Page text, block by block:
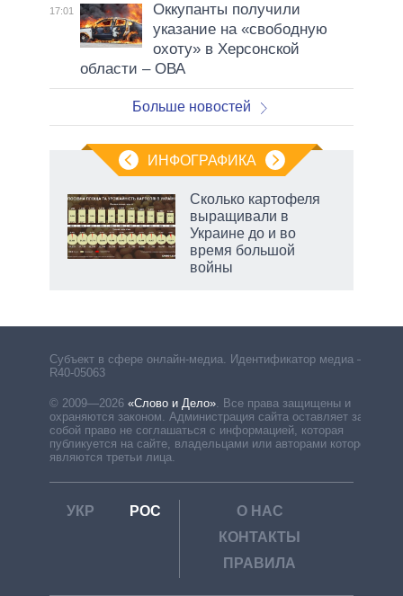
17:01
Оккупанты получили
указание на «свободную
охоту» в Херсонской
области – ОВА
Больше новостей
ИНФОГРАФИКА
Сколько картофеля
выращивали в
Украине до и во
время большой
войны
Субъект в сфере онлайн-медиа. Идентификатор медиа –
R40-05063
© 2009—2026 «Слово и Дело». Все права защищены и
охраняются законом. Администрация сайта оставляет за
собой право не соглашаться с информацией, которая
публикуется на сайте, владельцами или авторами которой
являются третьи лица.
УКР РОС
О НАС
КОНТАКТЫ
ПРАВИЛА